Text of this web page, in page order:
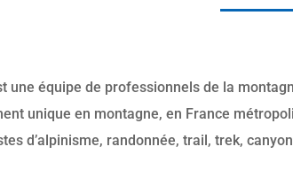
une équipe de professionnels de la
unique en montagne, en France
d’alpinisme, randonnée, trail, trek,